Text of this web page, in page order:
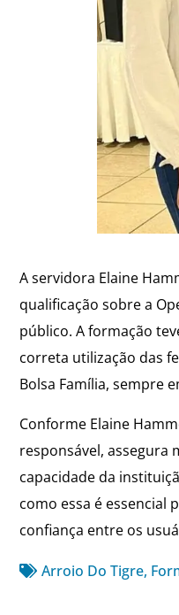
A servidora Elaine
qualificação sobre a
público. A formação
correta utilização das
Bolsa Família, sempre
Conforme Elaine
responsável, assegura
capacidade da
como essa é essencial
confiança entre os
Arroio Do Tigre,